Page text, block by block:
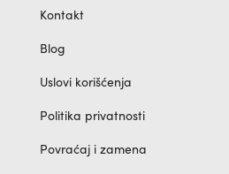
Kontakt
Blog
Uslovi korišćenja
Politika privatnosti
Povraćaj i zamena